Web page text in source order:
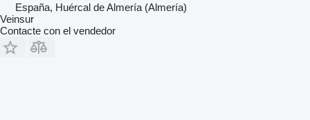
España, Huércal de Almería (Almería)
Veinsur
Contacte con el vendedor